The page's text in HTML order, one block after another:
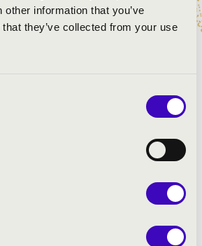
information that you’ve
they’ve collected from your use
BWV 555/ Kurucz Róbert -
BWV 559 / Kurucz Róbert
Minuet 1,2; Gigue BWV 1007/
szonáta Adagio tétel BWV 1027